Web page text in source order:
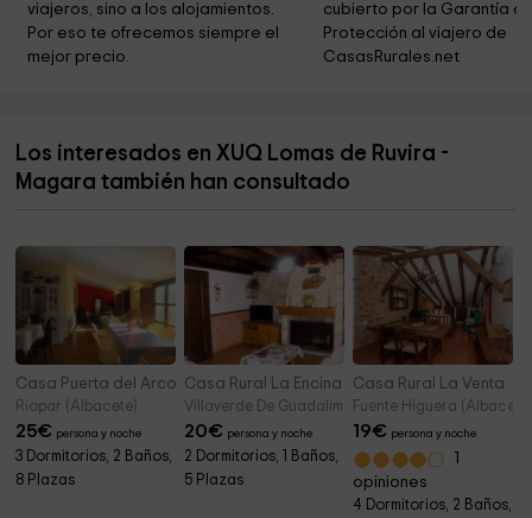
Parroquia de Nuestra Señora de la Asunción
Ayuntamiento de Mahora 15,2 km
Iglesia Parroquial San Juan Bautista Y Santiago El
Mayor
15,6 km
viajeros, sino a los alojamientos.
Por eso te ofrecemos siempre el
mejor precio.
cubierto por la Garantía
Protección al viajero de
CasasRurales.net
Los interesados en XUQ Lomas de Ruvira -
Magara también han consultado
Casa Puerta del Arco
Riopar (Albacete)
25€ persona y noche
3 Dormitorios, 2 Baños,
8 Plazas
Casa Rural La Encina
Villaverde De Guadalimar (Albacete)
20€ persona y noche
2 Dormitorios, 1 Baños,
5 Plazas
Casa Rural La Venta
Fuente Higuera (Albacete)
19€ persona y noche
opiniones
4 Dormitorios, 2 Baños,